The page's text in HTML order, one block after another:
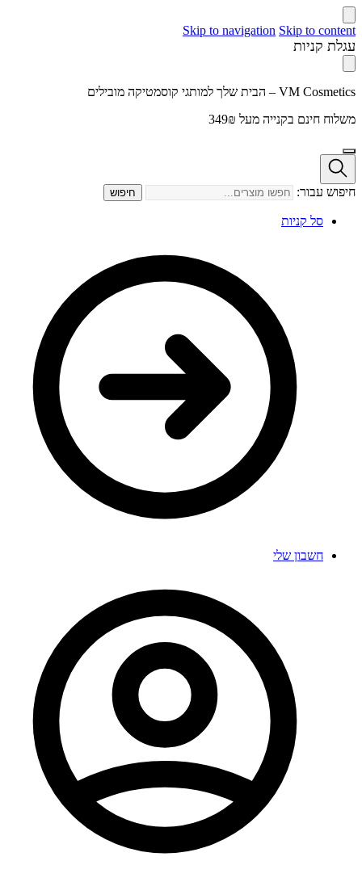
Skip to navigation Skip to content
עגלת קניות
VM Cosmetics – הבית שלך למותגי קוסמטיקה מובילים
משלוח חינם בקנייה מעל 349₪
חיפוש עבור: חיפוש
סל קניות
חשבון שלי